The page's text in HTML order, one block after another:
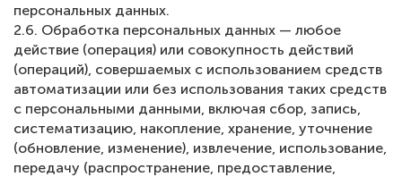
персональных данных.
2.6. Обработка персональных данных — любое
действие (операция) или совокупность действий
(операций), совершаемых с использованием средств
автоматизации или без использования таких средств
с персональными данными, включая сбор, запись,
систематизацию, накопление, хранение, уточнение
(обновление, изменение), извлечение, использование,
передачу (распространение, предоставление,